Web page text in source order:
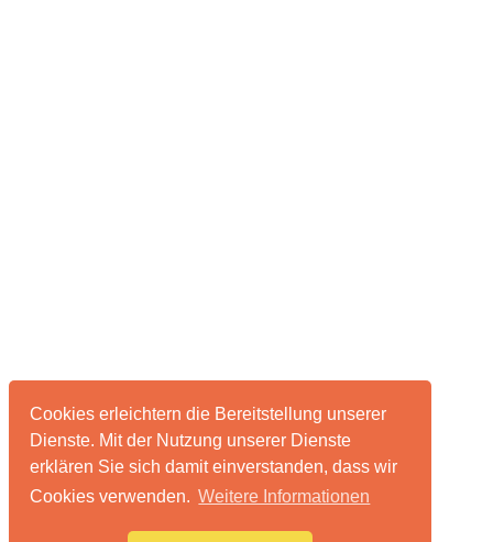
Cookies erleichtern die Bereitstellung unserer
Dienste. Mit der Nutzung unserer Dienste
erklären Sie sich damit einverstanden, dass wir
Cookies verwenden. Weitere Informationen
Impressum & Datenschutz